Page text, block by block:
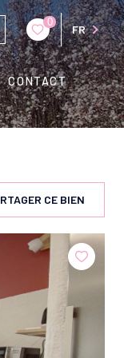
0
FR
CONTACT
CE BIEN